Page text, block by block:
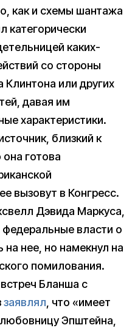
как и схемы шантажа
категорически
каких-
со стороны
или других
давая им
характеристики.
близкий к
она готова
вызовут в Конгресс.
Дэвида Маркуса,
федеральные власти о
на нее, но намекнул на
помилования.
Бланша с
заявлял, что «имеет
Эпштейна,